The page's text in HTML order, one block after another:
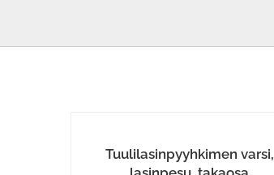
Tuulilasinpyyhkimen varsi,